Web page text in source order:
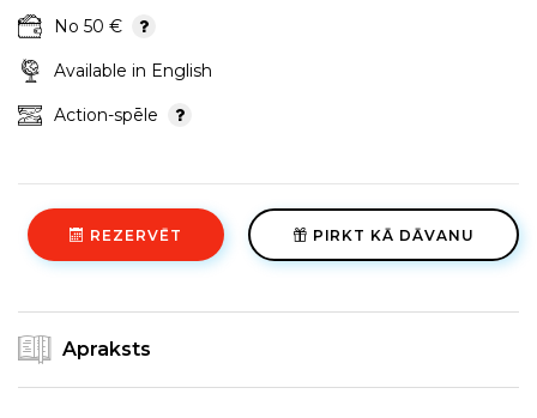
No 50 €
Available in English
Action-spēle
REZERVĒT PIRKT KĀ DĀVANU
Apraksts